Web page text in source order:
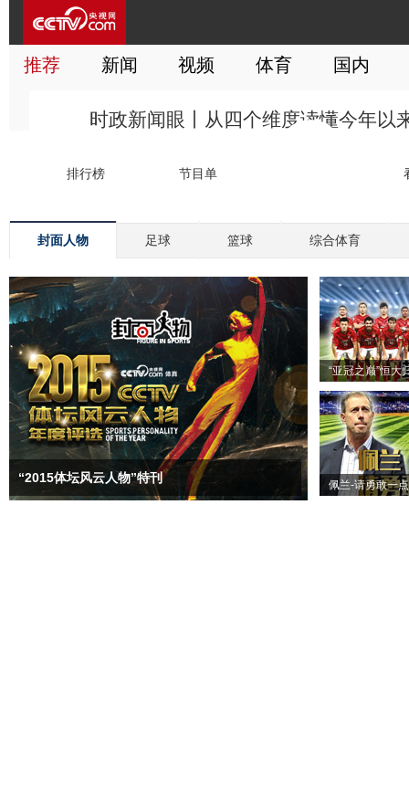
封面人物 足球 篮球 综合体育
“2015体坛风云人物”特刊
“亚冠之巅”恒大
佩兰-请勇敢一点